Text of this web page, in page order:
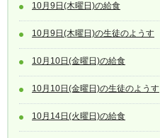
10月9日(木曜日)の給食
10月9日(木曜日)の生徒のようす
10月10日(金曜日)の給食
10月10日(金曜日)の生徒のようす
10月14日(火曜日)の給食